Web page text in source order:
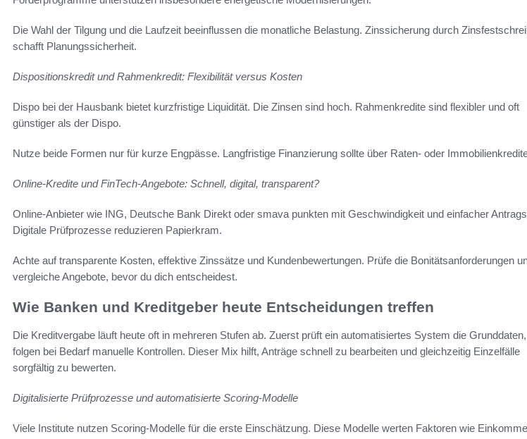
Die Wahl der Tilgung und die Laufzeit beeinflussen die monatliche Belastung. Zinssicherung durch
schafft Planungssicherheit.
Dispositionskredit und Rahmenkredit: Flexibilität versus Kosten
Dispo bei der Hausbank bietet kurzfristige Liquidität. Die Zinsen sind hoch. Rahmenkredite sind flexibler und oft
günstiger als der Dispo.
Nutze beide Formen nur für kurze Engpässe. Langfristige Finanzierung sollte über Raten- oder
Online-Kredite und FinTech-Angebote: Schnell, digital, transparent?
Online-Anbieter wie ING, Deutsche Bank Direkt oder smava punkten mit Geschwindigkeit und einfacher
Digitale Prüfprozesse reduzieren Papierkram.
Achte auf transparente Kosten, effektive Zinssätze und Kundenbewertungen. Prüfe die Bonitätsanforderungen
vergleiche Angebote, bevor du dich entscheidest.
Wie Banken und Kreditgeber heute Entscheidungen treffen
Die Kreditvergabe läuft heute oft in mehreren Stufen ab. Zuerst prüft ein automatisiertes System die
folgen bei Bedarf manuelle Kontrollen. Dieser Mix hilft, Anträge schnell zu bearbeiten und gleichzeitig Einzelfälle
sorgfältig zu bewerten.
Digitalisierte Prüfprozesse und automatisierte Scoring-Modelle
Viele Institute nutzen Scoring-Modelle für die erste Einschätzung. Diese Modelle werten Faktoren wie